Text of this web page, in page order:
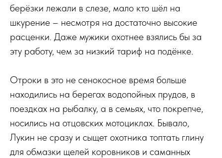
берёзки лежали в слезе, мало кто шёл на
шкурение – несмотря на достаточно высокие
расценки. Даже мужики охотнее взялись бы за
эту работу, чем за низкий тариф на подёнке.
Отроки в это не сенокосное время больше
находились на берегах водопойных прудов, в
поездках на рыбалку, а в семьях, что покрепче,
носились на отцовских мотоциклах. Бывало,
Лукин не сразу и сыщет охотника топтать глину
для обмазки щелей коровников и саманных